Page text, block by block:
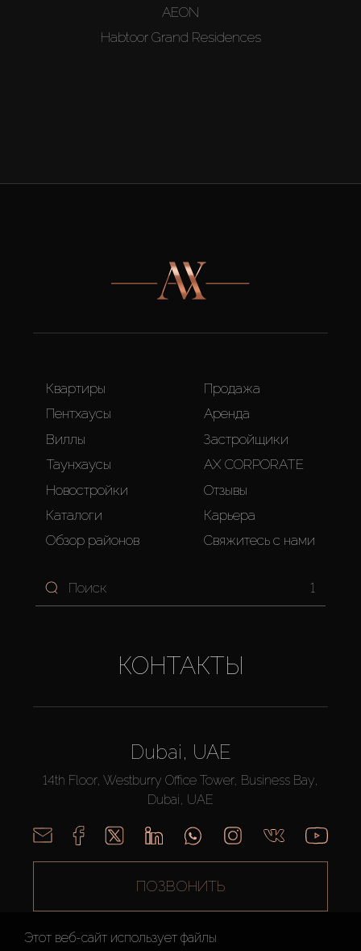
AEON
Habtoor Grand Residences
Квартиры
Пентхаусы
Виллы
Таунхаусы
Новостройки
Каталоги
Обзор районов
Продажа
Аренда
Застройщики
AX CORPORATE
Отзывы
Карьера
Свяжитесь с нами
1
КОНТАКТЫ
Dubai, UAE
14th Floor, Westburry Office Tower, Business Bay,
Dubai, UAE
ПОЗВОНИТЬ
Этот веб-сайт использует файлы